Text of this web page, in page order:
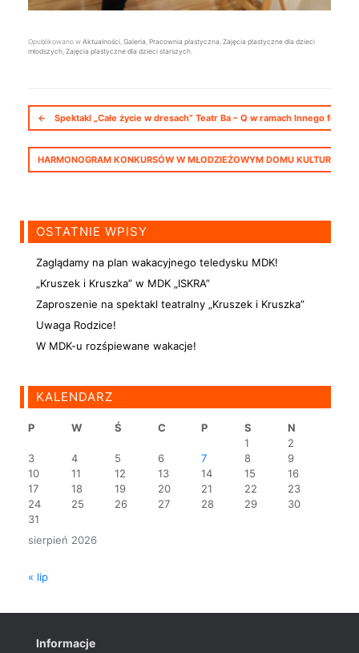
Opublikowano w Aktualności Galeria Pracownia plastyczna Zajęcia plastyczne dla dzieci
młodszych Zajęcia plastyczne dla dzieci starszych
Nawigacja postów
← Spektakl „Całe życie w dresach” Teatr Ba – Q w ramach Innego
HARMONOGRAM KONKURSÓW W MŁODZIEŻOWYM DOMU KULTURY
OSTATNIE WPISY
Zaglądamy na plan wakacyjnego teledysku MDK!
„Kruszek i Kruszka” w MDK „ISKRA”
Zaproszenie na spektakl teatralny „Kruszek i Kruszka”
Uwaga Rodzice!
W MDK-u rozśpiewane wakacje!
KALENDARZ
sierpień 2026
P W Ś C P S
N
1
2
3
4 5 6 7 8
9
10
11 12 13 14 15
16
17
18 19 20 21 22
23
24
25 26 27 28 29
30
31
« lip
Informacje